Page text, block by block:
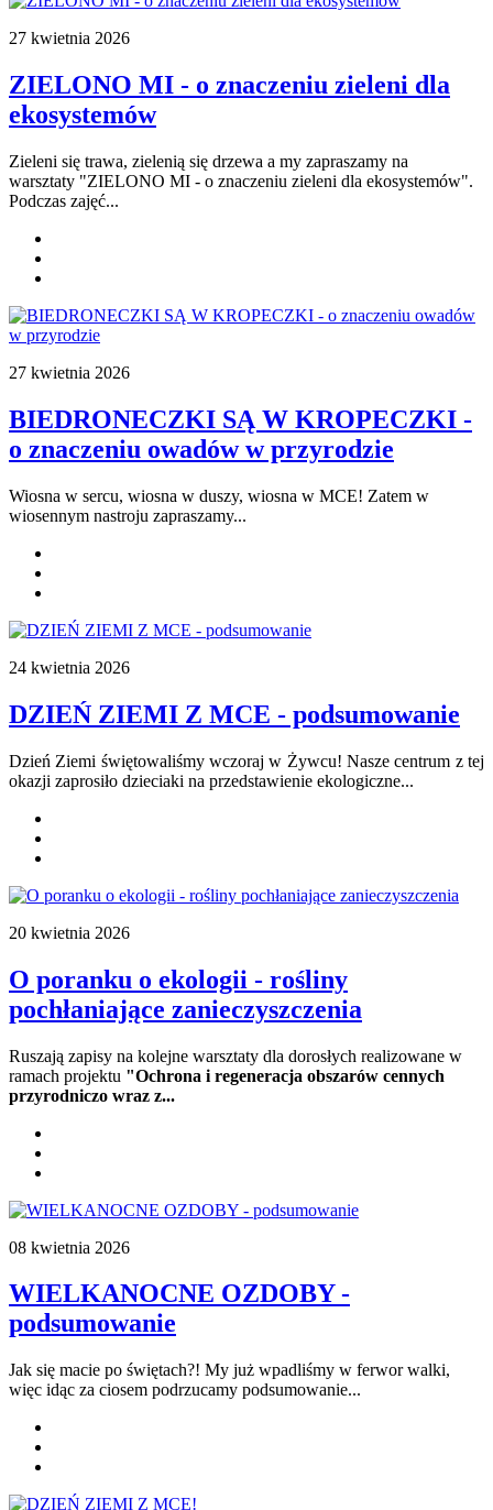
27 kwietnia 2026
ZIELONO MI - o znaczeniu zieleni dla
ekosystemów
Zieleni się trawa, zielenią się drzewa a my zapraszamy na
warsztaty "ZIELONO MI - o znaczeniu zieleni dla ekosystemów".
Podczas zajęć...
27 kwietnia 2026
BIEDRONECZKI SĄ W KROPECZKI -
o znaczeniu owadów w przyrodzie
Wiosna w sercu, wiosna w duszy, wiosna w MCE! Zatem w
wiosennym nastroju zapraszamy...
24 kwietnia 2026
DZIEŃ ZIEMI Z MCE - podsumowanie
Dzień Ziemi świętowaliśmy wczoraj w Żywcu! Nasze centrum z tej
okazji zaprosiło dzieciaki na przedstawienie ekologiczne...
20 kwietnia 2026
O poranku o ekologii - rośliny
pochłaniające zanieczyszczenia
Ruszają zapisy na kolejne warsztaty dla dorosłych realizowane w
ramach projektu "Ochrona i regeneracja obszarów cennych
przyrodniczo wraz z...
08 kwietnia 2026
WIELKANOCNE OZDOBY -
podsumowanie
Jak się macie po świętach?! My już wpadliśmy w ferwor walki,
więc idąc za ciosem podrzucamy podsumowanie...